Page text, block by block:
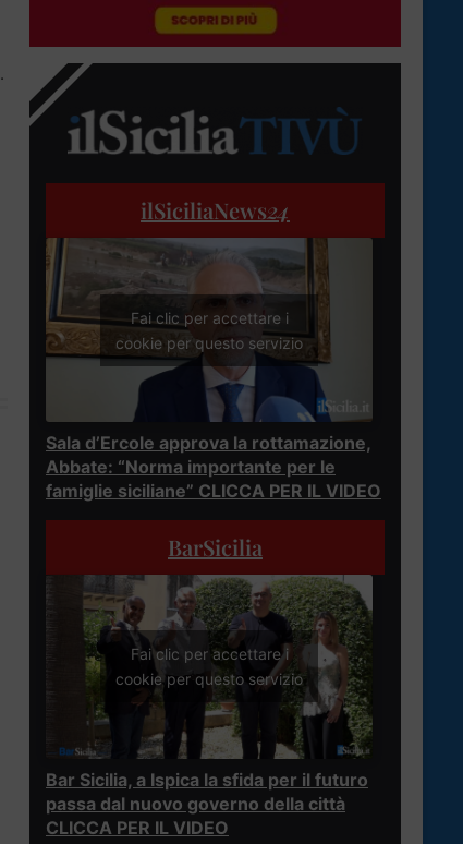
.
ilSiciliaNews24
Fai clic per accettare i
cookie per questo servizio
Sala d’Ercole approva la rottamazione,
Abbate: “Norma importante per le
famiglie siciliane” CLICCA PER IL VIDEO
BarSicilia
Fai clic per accettare i
cookie per questo servizio
Bar Sicilia, a Ispica la sfida per il futuro
passa dal nuovo governo della città
CLICCA PER IL VIDEO